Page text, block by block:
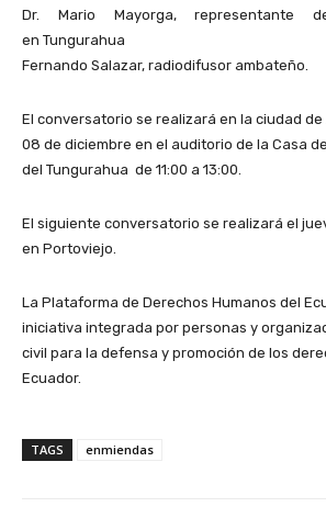
Dr. Mario Mayorga, representante
en Tungurahua
Fernando Salazar, radiodifusor ambateño.
El conversatorio se realizará en la ciudad
08 de diciembre en el auditorio de la Casa
del Tungurahua de 11:00 a 13:00.
El siguiente conversatorio se realizará el
en Portoviejo.
La Plataforma de Derechos Humanos del
iniciativa integrada por personas y
civil para la defensa y promoción de los
Ecuador.
TAGS enmiendas